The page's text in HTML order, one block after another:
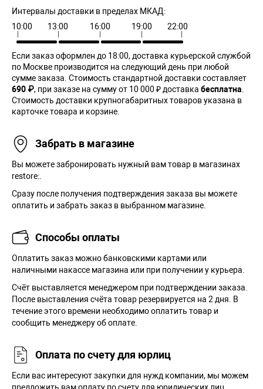
Интервалы доставки в пределах МКАД:
10:00
13:00 16:00 19:00 22:00
Если заказ оформлен до 18:00, доставка курьерской службой
по Москве производится на следующий день при любой
сумме заказа. Cтоимость стандартной доставки составляет
690 ₽, при заказе на сумму от 10 000 ₽ доставка бесплатна
Стоимость доставки крупногабаритных товаров указана в
карточке товара и корзине.
Забрать в магазине
Вы можете забронировать нужный вам товар в магазинах
restore:.
Сразу после получения подтверждения заказа вы можете
оплатить и забрать заказ в выбранном магазине.
Способы оплаты
Оплатить заказ можно банковскими картами или
наличными накассе магазина или при получении у курьера.
Cчёт выставляется менеджером при подтверждении заказа.
После выставления счёта товар резервируется на 2 дня. В
течение этого времени необходимо оплатить товар и
сообщить менеджеру об оплате.
Оплата по счету для юрлиц
Если вас интересуют закупки для нужд компании, мы можем
предложить вам оплату по счету для юридических лиц.